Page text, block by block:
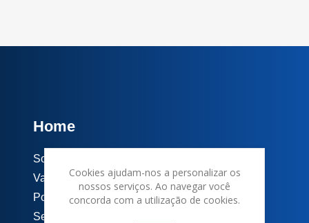
Home
Soluções
Vantagens
Por que contratar
Seja nosso representante
Cookies ajudam-nos a personalizar os
nossos serviços. Ao navegar você
concorda com a utilização de cookies.